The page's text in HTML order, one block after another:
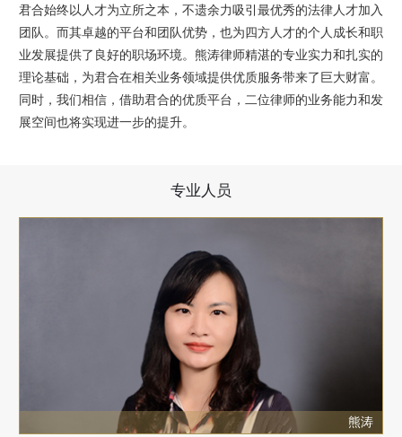
君合始终以人才为立所之本，不遗余力吸引最优秀的法律人才加入
团队。而其卓越的平台和团队优势，也为四方人才的个人成长和职
业发展提供了良好的职场环境。熊涛律师精湛的专业实力和扎实的
理论基础，为君合在相关业务领域提供优质服务带来了巨大财富。
同时，我们相信，借助君合的优质平台，二位律师的业务能力和发
展空间也将实现进一步的提升。
专业人员
熊涛